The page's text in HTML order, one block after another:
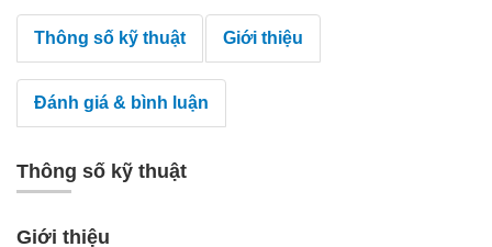
Thông số kỹ thuật Giới thiệu
Đánh giá & bình luận
Thông số kỹ thuật
Giới thiệu